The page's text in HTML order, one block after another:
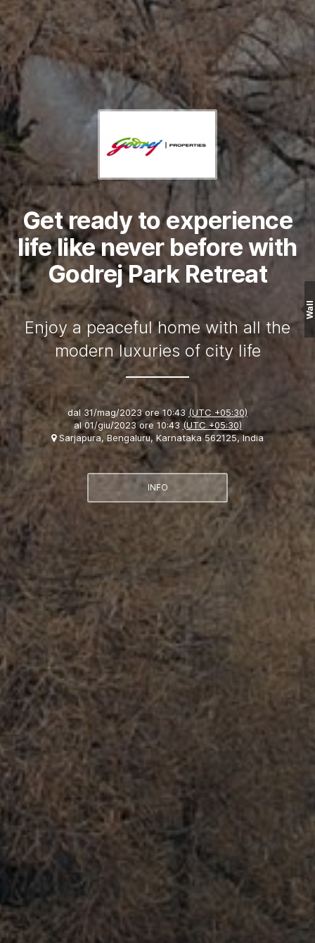
Get ready to experience
life like never before with
Godrej Park Retreat
Enjoy a peaceful home with all the
modern luxuries of city life
dal 31/mag/2023 ore 10:43 (UTC +05:30)
al 01/giu/2023 ore 10:43(UTC +05:30)
Sarjapura, Bengaluru, Karnataka 562125, India
INFO
Wall